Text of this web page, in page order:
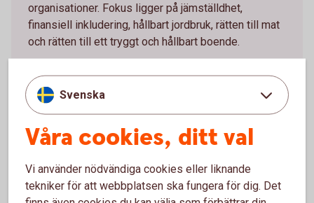
organisationer. Fokus ligger på jämställdhet,
finansiell inkludering, hållbart jordbruk, rätten till mat
och rätten till ett tryggt och hållbart boende.
We Effect(weeffect.se)
Svenska
Våra cookies, ditt val
Vi använder nödvändiga cookies eller liknande
tekniker för att webbplatsen ska fungera för dig. Det